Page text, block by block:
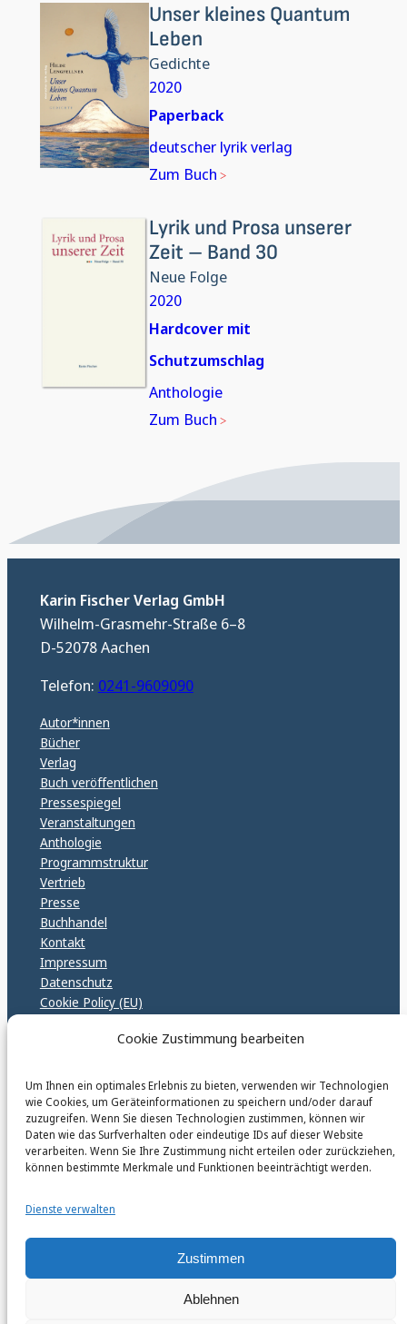
Cookie Zustimmung bearbeiten
Um Ihnen ein optimales Erlebnis zu bieten, verwenden wir Technologien
wie Cookies, um Geräteinformationen zu speichern und/oder darauf
zuzugreifen. Wenn Sie diesen Technologien zustimmen, können wir
Daten wie das Surfverhalten oder eindeutige IDs auf dieser Website
verarbeiten. Wenn Sie Ihre Zustimmung nicht erteilen oder zurückziehen,
können bestimmte Merkmale und Funktionen beeinträchtigt werden.
Dienste verwalten
Zustimmen
Ablehnen
Unser kleines Quantum
Leben
Gedichte
2020
Paperback
deutscher lyrik verlag
Zum Buch
Lyrik und Prosa unserer
Zeit – Band 30
Neue Folge
2020
Hardcover mit
Schutzumschlag
Anthologie
Zum Buch
Karin Fischer Verlag GmbH
Wilhelm-Grasmehr-Straße 6–8
D-52078 Aachen
Telefon: 0241-9609090
Autor*innen
Bücher
Verlag
Buch veröffentlichen
Pressespiegel
Veranstaltungen
Anthologie
Programmstruktur
Vertrieb
Presse
Buchhandel
Kontakt
Impressum
Datenschutz
Cookie Policy (EU)
karinfischerverlag_ac
@karinfischerverlag_ac
Follow
© 2026 by Karin Fischer Verlag GmbH